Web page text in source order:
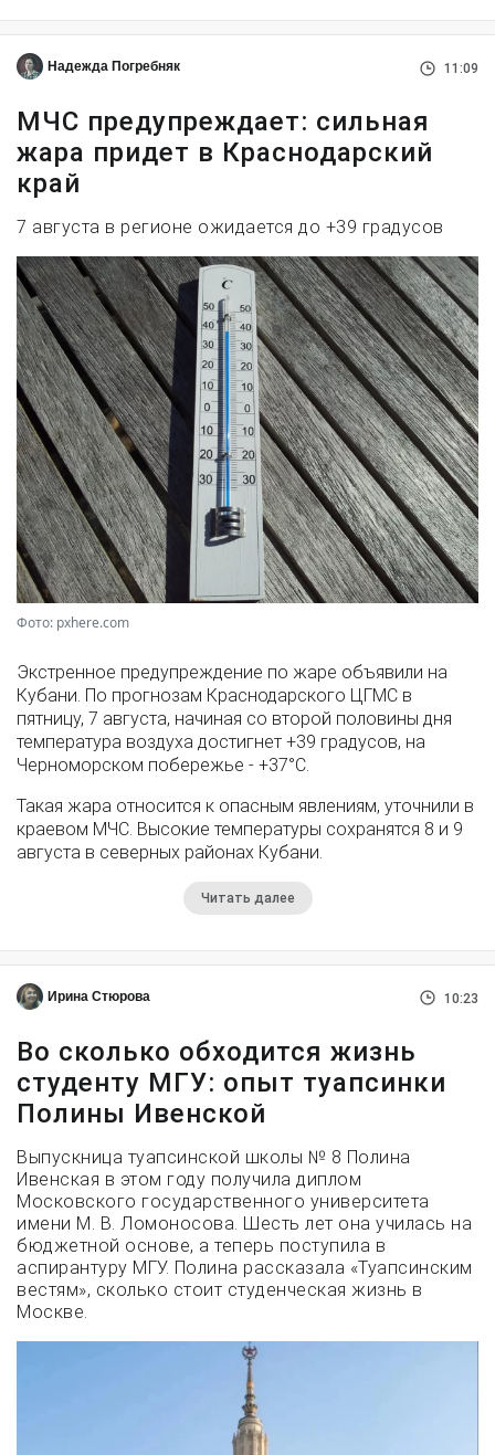
Надежда Погребняк 11:09
МЧС предупреждает: сильная
жара придет в Краснодарский
край
7 августа в регионе ожидается до +39 градусов
Фото: pxhere.com
Экстренное предупреждение по жаре объявили на
Кубани. По прогнозам Краснодарского ЦГМС в
пятницу, 7 августа, начиная со второй половины дня
температура воздуха достигнет +39 градусов, на
Черноморском побережье - +37°­С.
Такая жара относится к опасным явлениям, уточнили в
краевом МЧС. Высокие температуры сохранятся 8 и 9
августа в северных районах Кубани.
Читать далее
Ирина Стюрова 10:23
Во сколько обходится жизнь
студенту МГУ: опыт туапсинки
Полины Ивенской
Выпускница туапсинской школы № 8 Полина
Ивенская в этом году получила диплом
Московского государственного университета
имени М. В. Ломоносова. Шесть лет она училась на
бюджетной основе, а теперь поступила в
аспирантуру МГУ. Полина рассказала «Туапсинским
вестям», сколько стоит студенческая жизнь в
Москве.